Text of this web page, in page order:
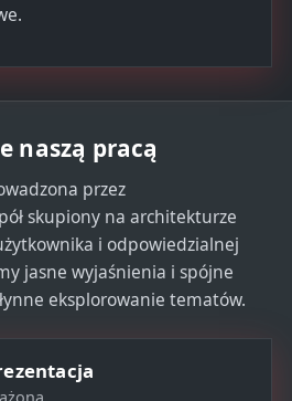
naszą pracą
przez
skupiony na architekturze
i odpowiedzialnej
jasne wyjaśnienia i spójne
eksplorowanie tematów.